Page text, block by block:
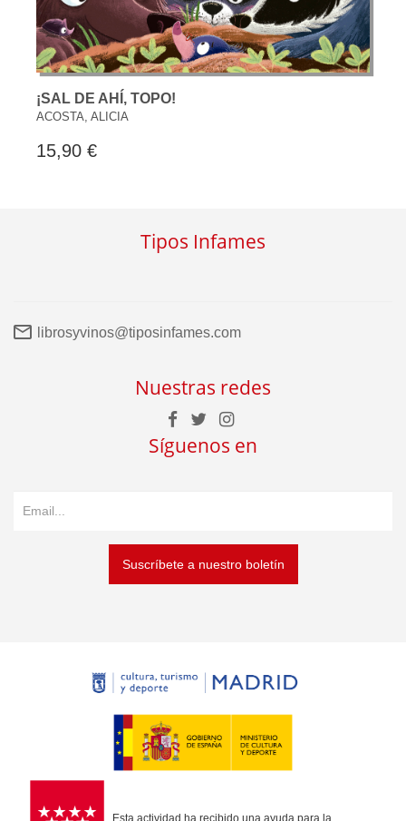
¡SAL DE AHÍ, TOPO!
ACOSTA, ALICIA
15,90 €
Tipos Infames
librosyvinos@tiposinfames.com
Nuestras redes
Síguenos en
Suscríbete a nuestro boletín